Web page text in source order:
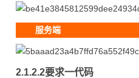
服务端
2.1.2.2要求一代码